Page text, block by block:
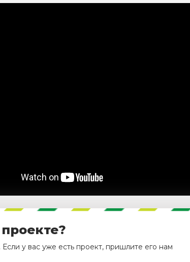
у вас уже есть проект, пришлите его нам